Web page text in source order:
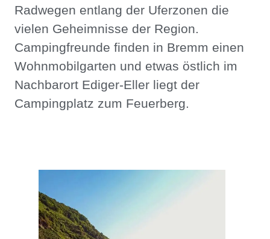
Radwegen entlang der Uferzonen die
vielen Geheimnisse der Region.
Campingfreunde finden in Bremm einen
Wohnmobilgarten und etwas östlich im
Nachbarort Ediger-Eller liegt der
Campingplatz zum Feuerberg.